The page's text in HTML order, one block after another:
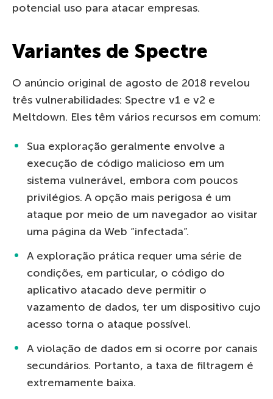
potencial uso para atacar empresas.
Variantes de Spectre
O anúncio original de agosto de 2018 revelou
três vulnerabilidades: Spectre v1 e v2 e
Meltdown. Eles têm vários recursos em comum:
Sua exploração geralmente envolve a
execução de código malicioso em um
sistema vulnerável, embora com poucos
privilégios. A opção mais perigosa é um
ataque por meio de um navegador ao visitar
uma página da Web “infectada”.
A exploração prática requer uma série de
condições, em particular, o código do
aplicativo atacado deve permitir o
vazamento de dados, ter um dispositivo cujo
acesso torna o ataque possível.
A violação de dados em si ocorre por canais
secundários. Portanto, a taxa de filtragem é
extremamente baixa.